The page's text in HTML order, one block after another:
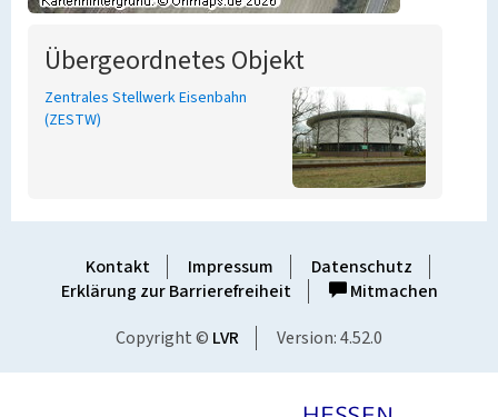
Übergeordnetes Objekt
Zentrales Stellwerk Eisenbahn
(ZESTW)
Kontakt Impressum
Datenschutz
Erklärung zur Barrierefreiheit
Mitmachen
Copyright © LVR Version: 4.52.0